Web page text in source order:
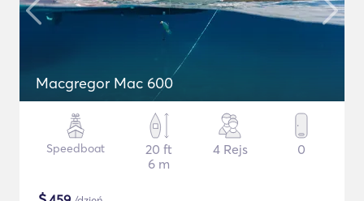
Macgregor Mac 600
Speedboat
20 ft
6 m
4 Rejs 0